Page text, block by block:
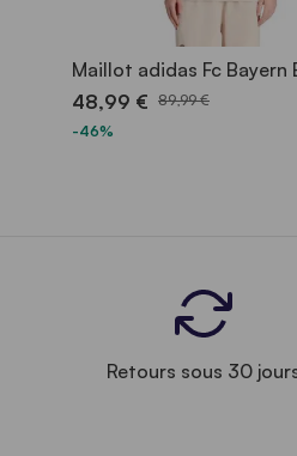
Maillot adidas Fc Bayern
48,99 € 89,99 €
-46%
Retours sous 30